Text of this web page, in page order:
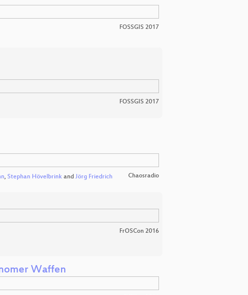
FOSSGIS 2017
FOSSGIS 2017
, Stephan Hövelbrink and Jörg Friedrich Chaosradio
FrOSCon 2016
Waffen